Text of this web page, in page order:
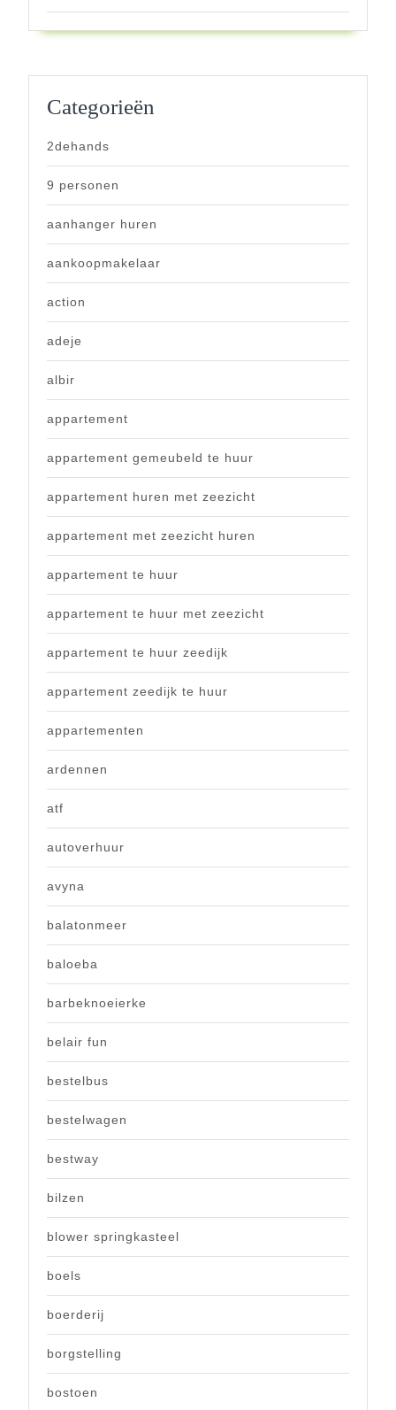
Categorieën
2dehands
9 personen
aanhanger huren
aankoopmakelaar
action
adeje
albir
appartement
appartement gemeubeld te huur
appartement huren met zeezicht
appartement met zeezicht huren
appartement te huur
appartement te huur met zeezicht
appartement te huur zeedijk
appartement zeedijk te huur
appartementen
ardennen
atf
autoverhuur
avyna
balatonmeer
baloeba
barbeknoeierke
belair fun
bestelbus
bestelwagen
bestway
bilzen
blower springkasteel
boels
boerderij
borgstelling
bostoen